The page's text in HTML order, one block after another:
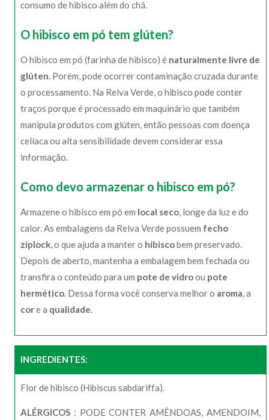
consumo de hibisco além do chá.
O hibisco em pó tem glúten?
O hibisco em pó (farinha de hibisco) é naturalmente livre de
glúten . Porém, pode ocorrer contaminação cruzada durante
o processamento. Na Relva Verde, o hibisco pode conter
traços porque é processado em maquinário que também
manipula produtos com glúten, então pessoas com doença
celíaca ou alta sensibilidade devem considerar essa
informação.
Como devo armazenar o hibisco em pó?
Armazene o hibisco em pó em local seco , longe da luz e do
calor. As embalagens da Relva Verde possuem fecho
ziplock , o que ajuda a manter o hibiscobem preservado.
Depois de aberto, mantenha a embalagem bem fechada ou
transfira o conteúdo para um pote de vidroou pote
hermético . Dessa forma você conserva melhor o aroma , a
core a qualidade
INGREDIENTES:
Flor de hibisco (Hibiscus sabdariffa).
ALÉRGICOS : PODE CONTER AMÊNDOAS, AMENDOIM,